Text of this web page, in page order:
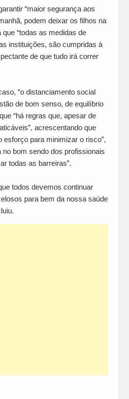
“maior segurança aos
podem deixar os filhos na
“todas as medidas de
instituições, são cumpridas à
de que tudo irá correr
“o distanciamento social
de bom senso, de equilíbrio
“há regras que, apesar de
acrescentando que
esforço para minimizar o risco”,
no bom sendo dos profissionais
todas as barreiras”.
todos devemos continuar
para bem da nossa saúde